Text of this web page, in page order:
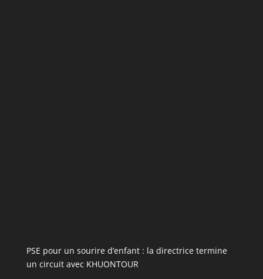
PSE pour un sourire d’enfant : la directrice termine
un circuit avec KHUONTOUR